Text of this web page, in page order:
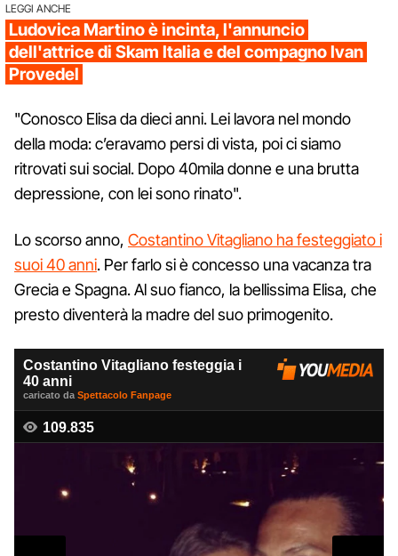
LEGGI ANCHE
Ludovica Martino è incinta, l'annuncio
dell'attrice di Skam Italia e del compagno Ivan
Provedel
"Conosco Elisa da dieci anni. Lei lavora nel mondo
della moda: c’eravamo persi di vista, poi ci siamo
ritrovati sui social. Dopo 40mila donne e una brutta
depressione, con lei sono rinato".
Lo scorso anno, Costantino Vitagliano ha festeggiato i
suoi 40 anni. Per farlo si è concesso una vacanza tra
Grecia e Spagna. Al suo fianco, la bellissima Elisa, che
presto diventerà la madre del suo primogenito.